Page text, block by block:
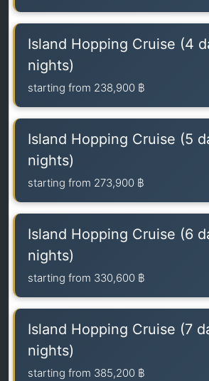
Island Hopping Cruise (4
nights)
starting from 238,900 ฿
Island Hopping Cruise (5
nights)
starting from 273,900 ฿
Island Hopping Cruise (6
nights)
starting from 330,600 ฿
Island Hopping Cruise (7
nights)
starting from 385,200 ฿